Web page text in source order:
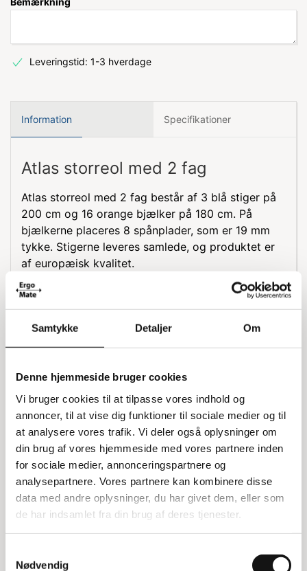
Samtykke Detaljer Om
Denne hjemmeside bruger cookies
Vi bruger cookies til at tilpasse vores indhold og
annoncer, til at vise dig funktioner til sociale medier og til
at analysere vores trafik. Vi deler også oplysninger om
din brug af vores hjemmeside med vores partnere inden
for sociale medier, annonceringspartnere og
analysepartnere. Vores partnere kan kombinere disse
data med andre oplysninger, du har givet dem, eller som
de har indsamlet fra din brug af deres tjenester.
Nødvendig
Leveringstid: 1-3 hverdage
Information Specifikationer
Atlas storreol med 2 fag
Atlas storreol med 2 fag består af 3 blå stiger på
200 cm og 16 orange bjælker på 180 cm. På
bjælkerne placeres 8 spånplader, som er 19 mm
tykke. Stigerne leveres samlede, og produktet er
af europæisk kvalitet.
Montering og materialer
gør opsætningen nemmere. De orange bjælker og
spånpladerne sikrer en stabil og holdbar
Specifikationer
Samlet længde: 380 cm
Dybde: 60 cm
Højde: 200 cm
Belastning pr hylde: 400 kg jævnt fordelt
Relaterede varer